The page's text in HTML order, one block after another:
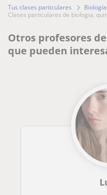
Tus clases particulares Biología
clases particulares de biologia,
Otros profesores
que pueden